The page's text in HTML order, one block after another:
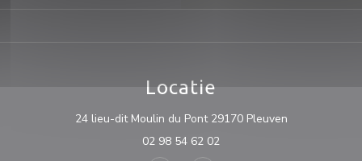
Locatie
24 lieu-dit Moulin du Pont 29170 Pleuven((opent in een
02 98 54 62 02